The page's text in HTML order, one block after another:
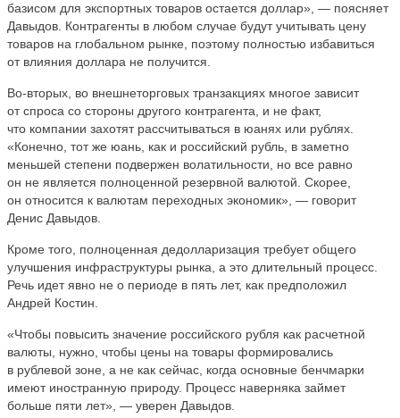
базисом для экспортных товаров остается доллар», — поясняет
Давыдов. Контрагенты в любом случае будут учитывать цену
товаров на глобальном рынке, поэтому полностью избавиться
от влияния доллара не получится.
Во-вторых, во внешнеторговых транзакциях многое зависит
от спроса со стороны другого контрагента, и не факт,
что компании захотят рассчитываться в юанях или рублях.
«Конечно, тот же юань, как и российский рубль, в заметно
меньшей степени подвержен волатильности, но все равно
он не является полноценной резервной валютой. Скорее,
он относится к валютам переходных экономик», — говорит
Денис Давыдов.
Кроме того, полноценная дедолларизация требует общего
улучшения инфраструктуры рынка, а это длительный процесс.
Речь идет явно не о периоде в пять лет, как предположил
Андрей Костин.
«Чтобы повысить значение российского рубля как расчетной
валюты, нужно, чтобы цены на товары формировались
в рублевой зоне, а не как сейчас, когда основные бенчмарки
имеют иностранную природу. Процесс наверняка займет
больше пяти лет», — уверен Давыдов.